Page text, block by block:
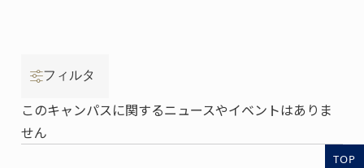
フィルタ
このキャンパスに関するニュースやイベントはありま
せん
TOP